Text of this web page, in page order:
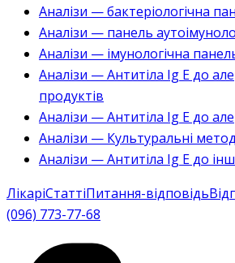
Аналізи — бактеріологічна
Аналізи — панель
Аналізи — імунологічна
Аналізи — Антитіла Ig E до
продуктів
Аналізи — Антитіла Ig E до
Аналізи — Культуральні
Аналізи — Антитіла Ig E до
ЛікаріСтаттіПитання-відповідь
(096) 773-77-68